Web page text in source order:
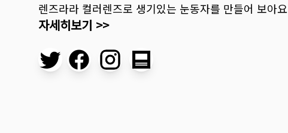
렌즈라라 컬러렌즈로 생기있는 눈동자를 만들어 보아요
자세히보기 >>